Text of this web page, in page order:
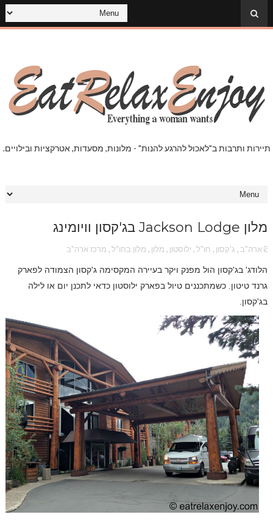
תיירות ותרבות ב"לאכול להרגע להנות" - מלונות, מסעדות, אטרקציות ובילויים.
מלון Jackson Lodge בג'קסון וויומינג
ארה"ב , ג'קסון , חו"ל, ילוסטון , מלון , מלון בחו"ל, מרכז ארה"ב
הלודג' בג'קסון הול מפנק ויקר בעיירה המקסימה ג'קסון הצמודה לפארק
גרנד טיטון. כשמתכננים טיול בפארק ילוסטון כדאי לתכנן יום או לילה
בג'קסון.